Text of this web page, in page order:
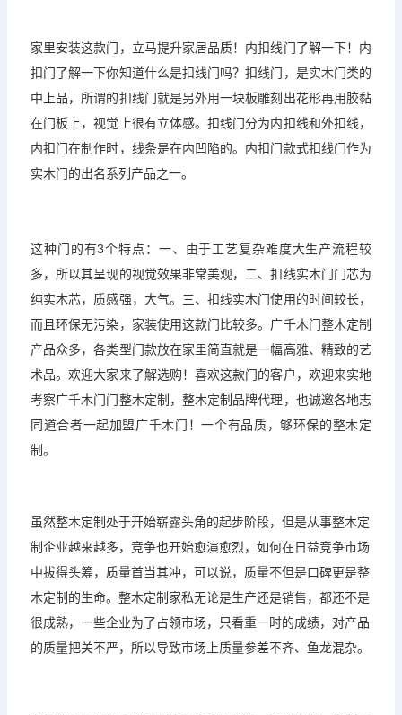
家里安装这款门，立马提升家居品质！内扣线门了解一下！内
扣门了解一下你知道什么是扣线门吗？扣线门，是实木门类的
中上品，所谓的扣线门就是另外用一块板雕刻出花形再用胶黏
在门板上，视觉上很有立体感。扣线门分为内扣线和外扣线，
内扣门在制作时，线条是在内凹陷的。内扣门款式扣线门作为
实木门的出名系列产品之一。
这种门的有3个特点：一、由于工艺复杂难度大生产流程较
多，所以其呈现的视觉效果非常美观，二、扣线实木门门芯为
纯实木芯，质感强，大气。三、扣线实木门使用的时间较长，
而且环保无污染，家装使用这款门比较多。 广千木门整木定制
产品众多，各类型门款放在家里简直就是一幅高雅、精致的艺
术品。欢迎大家来了解选购！喜欢这款门的客户，欢迎来实地
考察广千木门门整木定制，整木定制品牌代理，也诚邀各地志
同道合者一起加盟广千木门！一个有品质，够环保的整木定
制。
虽然整木定制处于开始崭露头角的起步阶段，但是从事整木定
制企业越来越多，竞争也开始愈演愈烈，如何在日益竞争市场
中拔得头筹，质量首当其冲，可以说，质量不但是口碑更是整
木定制的生命。整木定制家私无论是生产还是销售，都还不是
很成熟，一些企业为了占领市场，只看重一时的成绩，对产品
的质量把关不严，所以导致市场上质量参差不齐、鱼龙混杂。